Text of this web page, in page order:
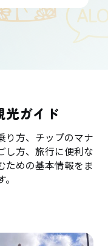
光ガイド
り方、チップのマナ
し方、旅行に便利な
ための基本情報をま